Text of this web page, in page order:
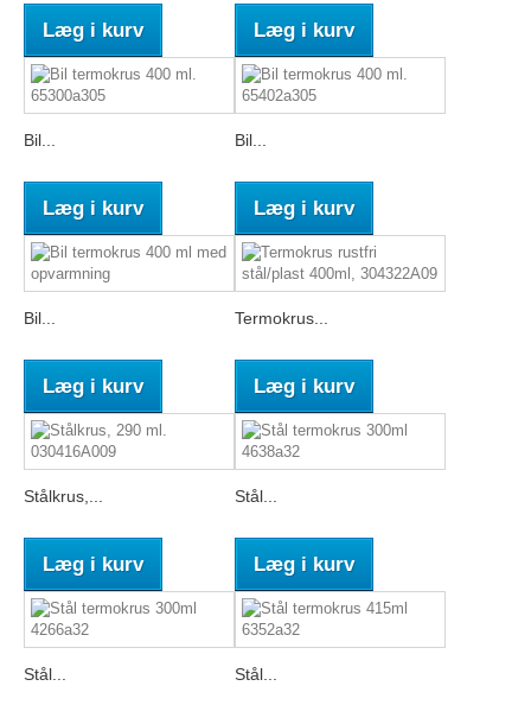
Læg i kurv Læg i kurv
Bil...
Læg i kurv
Bil...
Læg i kurv
Bil...
Læg i kurv
Termokrus...
Læg i kurv
Stålkrus,...
Læg i kurv
Stål...
Læg i kurv
Stål... Stål...